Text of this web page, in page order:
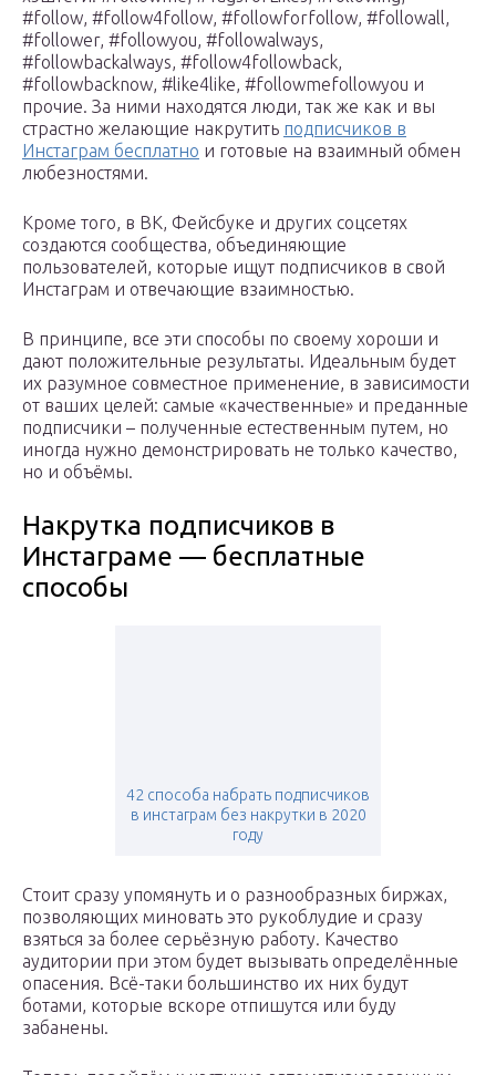
#follow, #follow4follow, #followforfollow, #followall,
#follower, #followyou, #followalways,
#followbackalways, #follow4followback,
#followbacknow, #like4like, #followmefollowyou и
прочие. За ними находятся люди, так же как и вы
страстно желающие накрутить подписчиков в
Инстаграм бесплатно и готовые на взаимный обмен
любезностями.
Кроме того, в ВК, Фейсбуке и других соцсетях
создаются сообщества, объединяющие
пользователей, которые ищут подписчиков в свой
Инстаграм и отвечающие взаимностью.
В принципе, все эти способы по своему хороши и
дают положительные результаты. Идеальным будет
их разумное совместное применение, в зависимости
от ваших целей: самые «качественные» и преданные
подписчики – полученные естественным путем, но
иногда нужно демонстрировать не только качество,
но и объёмы.
Накрутка подписчиков в
Инстаграме — бесплатные
способы
42 способа набрать подписчиков
в инстаграм без накрутки в 2020
году
Стоит сразу упомянуть и о разнообразных биржах,
позволяющих миновать это рукоблудие и сразу
взяться за более серьёзную работу. Качество
аудитории при этом будет вызывать определённые
опасения. Всё-таки большинство их них будут
ботами, которые вскоре отпишутся или буду
забанены.